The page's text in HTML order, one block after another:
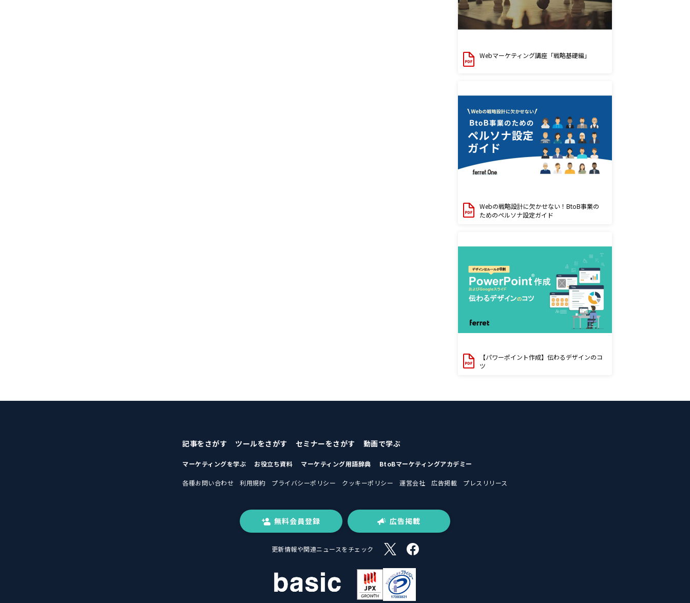
Webマーケティング講座「戦略基礎編」
Webの戦略設計に欠かせない！BtoB事業の
ためのペルソナ設定ガイド
【パワーポイント作成】伝わるデザインのコ
ツ
記事をさがす ツールをさがす セミナーをさがす 動画で学ぶ
マーケティングを学ぶ お役立ち資料 マーケティング用語辞典 BtoBマーケティングアカデミー
各種お問い合わせ 利用規約 プライバシーポリシー クッキーポリシー 運営会社 広告掲載 プレスリリース
無料会員登録 広告掲載
更新情報や関連ニュースをチェック